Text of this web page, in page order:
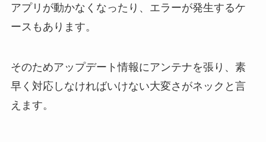
アプリが動かなくなったり、エラーが発生するケ
ースもあります。
そのためアップデート情報にアンテナを張り、素
早く対応しなければいけない大変さがネックと言
えます。